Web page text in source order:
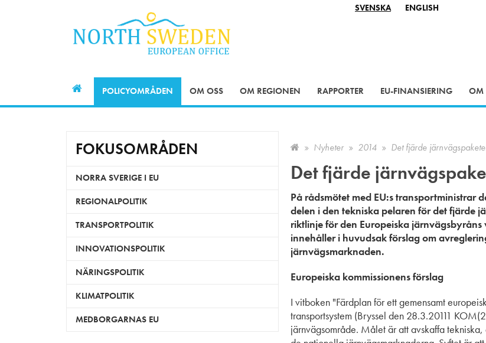
SVENSKA ENGLISH
POLICYOMRÅDEN OM OSS OM REGIONEN RAPPORTER EU-FINANSIERING OM
Nyheter 2014 Det fjärde
Det fjärde
På rådsmötet med EU:s transportministrar
delen i den tekniska pelaren för det fjärde
riktlinje för den Europeiska
innehåller i huvudsak förslag om
järnvägsmarknaden.
Europeiska kommissionens förslag
I vitboken "Färdplan för ett gemensamt
transportsystem (Bryssel den 28.3.20111
järnvägsområde. Målet är att avskaffa
FOKUSOMRÅDEN
NORRA SVERIGE I EU
REGIONALPOLITIK
TRANSPORTPOLITIK
INNOVATIONSPOLITIK
NÄRINGSPOLITIK
KLIMATPOLITIK
MEDBORGARNAS EU